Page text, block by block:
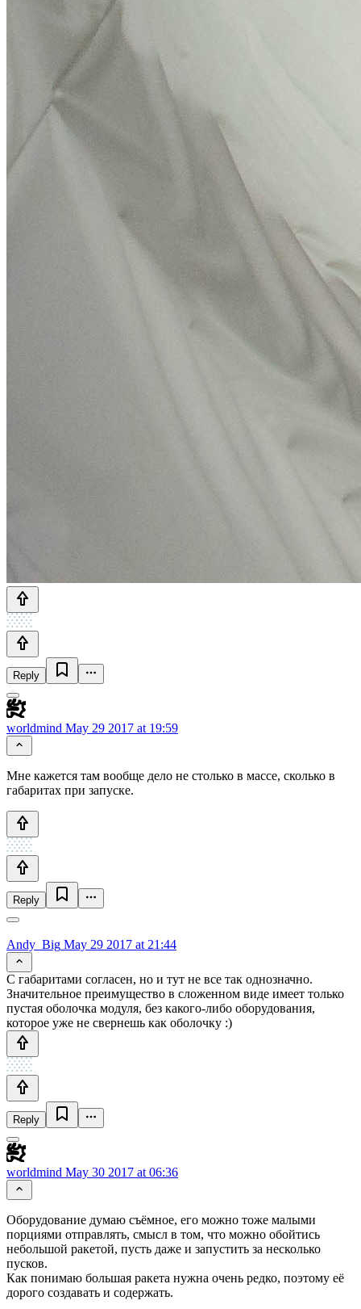
Reply
worldmind May 29 2017 at 19:59
Мне кажется там вообще дело не столько в массе, сколько в
габаритах при запуске.
Reply
Andy_Big May 29 2017 at 21:44
С габаритами согласен, но и тут не все так однозначно.
Значительное преимущество в сложенном виде имеет только
пустая оболочка модуля, без какого-либо оборудования,
которое уже не свернешь как оболочку :)
Reply
worldmind May 30 2017 at 06:36
Оборудование думаю съёмное, его можно тоже малыми
порциями отправлять, смысл в том, что можно обойтись
небольшой ракетой, пусть даже и запустить за несколько
пусков.
Как понимаю большая ракета нужна очень редко, поэтому её
дорого создавать и содержать.